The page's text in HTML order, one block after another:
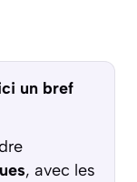
un bref
, avec les